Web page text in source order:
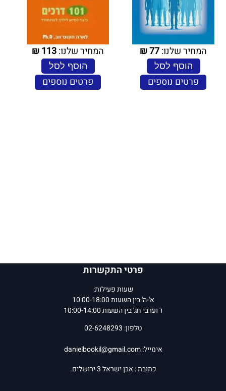
המחיר שלנו:77
₪
הוסף לסל
פרטים נוספים
המחיר שלנו:113
₪
הוסף לסל
פרטים נוספים
פרטי התקשרות
שעות פעילות:
א'-ה' בין השעות 10:00-18:00
ו' וערבי חג' בין השעות 10:00-14:00
טלפון: 02-6248293
אימייל:danielbookil@gmail.com
כתובת : אבן ישראל 3 ירושלים.